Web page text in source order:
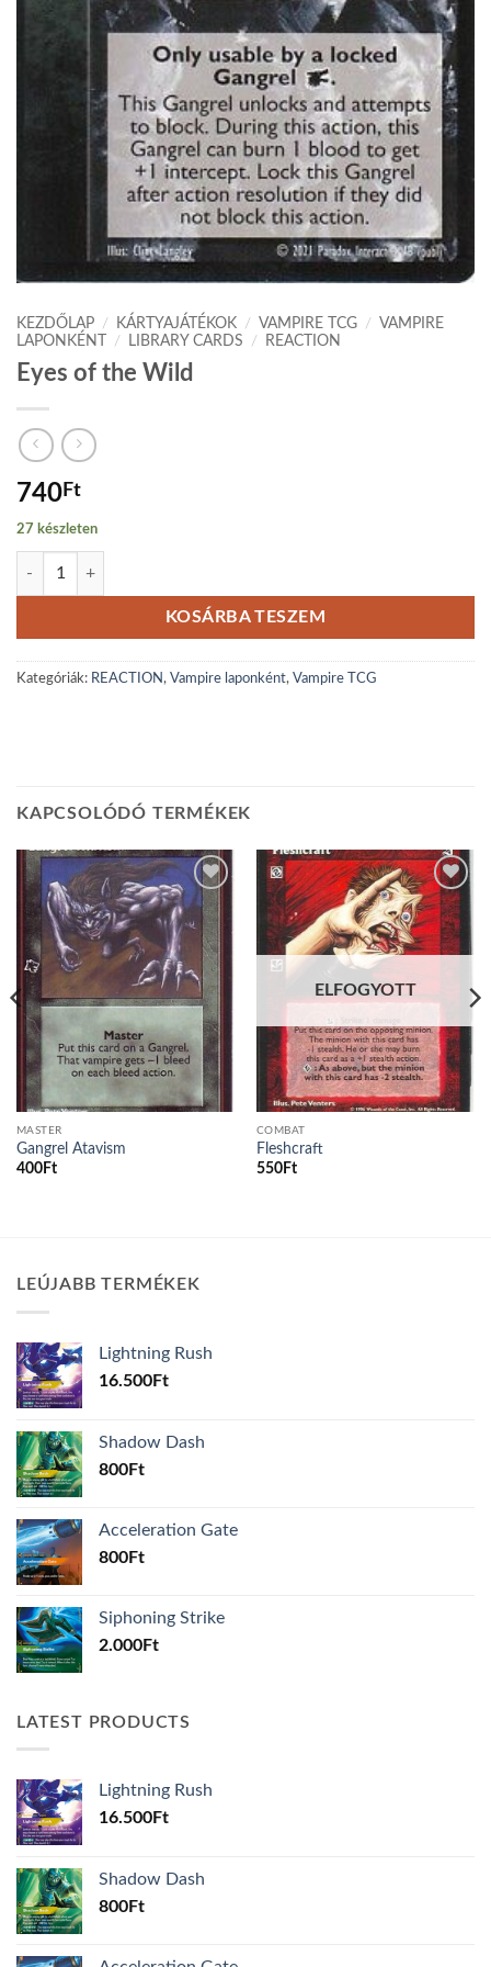
KEZDŐLAP / KÁRTYAJÁTÉKOK / VAMPIRE TCG /
VAMPIRE
LAPONKÉNT
/ LIBRARY CARDS / REACTION
Eyes of the Wild
740Ft
27 készleten
Eyes of the Wild mennyiség
KOSÁRBA TESZEM
Kategóriák: REACTION , Vampire laponként, Vampire TCG
KAPCSOLÓDÓ TERMÉKEK
Add to
wishlist
MASTER
Gangrel Atavism
400Ft
Add to
wishlist
ELFOGYOTT
COMBAT
Fleshcraft
550Ft
LEÚJABB TERMÉKEK
Lightning Rush
16.500Ft
Shadow Dash
800Ft
Acceleration Gate
800Ft
Siphoning Strike
2.000Ft
LATEST PRODUCTS
Lightning Rush
16.500Ft
Shadow Dash
800Ft